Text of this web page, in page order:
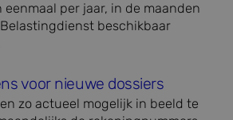
per jaar, in de maanden
beschikbaar
voor nieuwe dossiers
zo actueel mogelijk in beeld te